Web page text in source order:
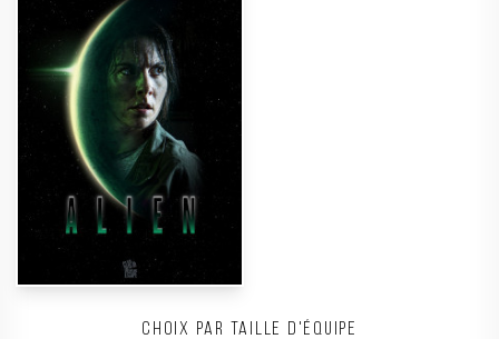
Choix par taille d'équipe